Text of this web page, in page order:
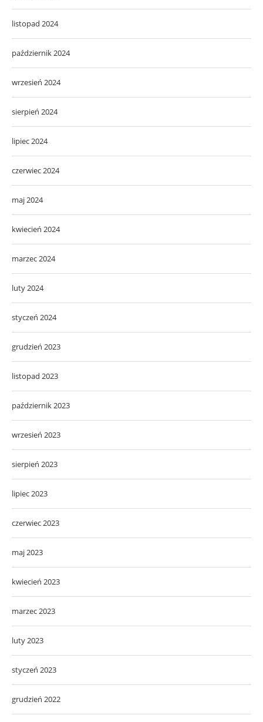
listopad 2024
październik 2024
wrzesień 2024
sierpień 2024
lipiec 2024
czerwiec 2024
maj 2024
kwiecień 2024
marzec 2024
luty 2024
styczeń 2024
grudzień 2023
listopad 2023
październik 2023
wrzesień 2023
sierpień 2023
lipiec 2023
czerwiec 2023
maj 2023
kwiecień 2023
marzec 2023
luty 2023
styczeń 2023
grudzień 2022